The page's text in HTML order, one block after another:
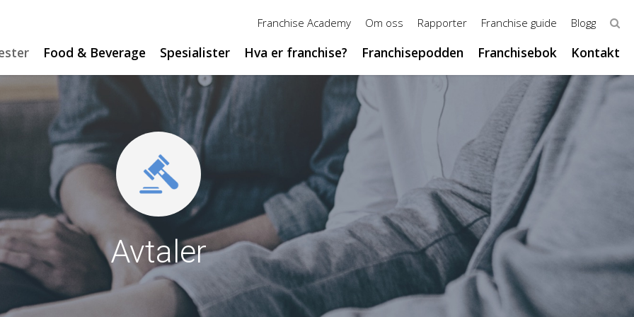
Franchise Academy Om oss Rapporter Franchise guide Blogg
Food & Beverage Spesialister Hva er franchise? Franchisepodden Franchisebok Kontakt
Avtaler